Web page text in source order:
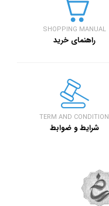
SHOPPING MANUAL
راهنمای خرید
TERM AND CONDITION
شرایط و ضوابط